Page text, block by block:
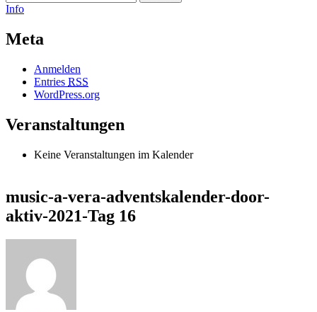
Info
Meta
Anmelden
Entries RSS
WordPress.org
Veranstaltungen
Keine Veranstaltungen im Kalender
music-a-vera-adventskalender-door-
aktiv-2021-Tag 16